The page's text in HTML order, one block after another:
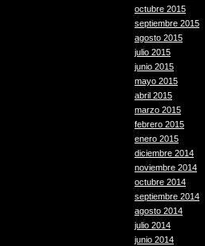
octubre 2015
septiembre 2015
agosto 2015
julio 2015
junio 2015
mayo 2015
abril 2015
marzo 2015
febrero 2015
enero 2015
diciembre 2014
noviembre 2014
octubre 2014
septiembre 2014
agosto 2014
julio 2014
junio 2014